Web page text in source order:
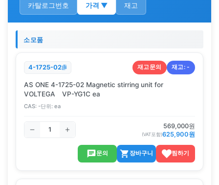
카탈로그번호 가격 ▼ 재고
소모품
4-1725-02 재고문의 재고:-
AS ONE 4-1725-02 Magnetic stirring unit for
VOLTEGA VP-YG1C ea
CAS: -단위: ea
569,000원
(VAT포함)625,900원
문의 장바구니 찜하기